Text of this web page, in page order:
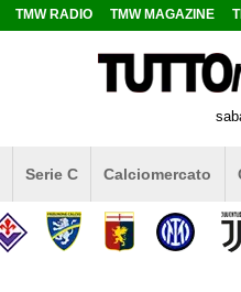
TMW RADIO TMW MAGAZINE
Serie C Calciomercato